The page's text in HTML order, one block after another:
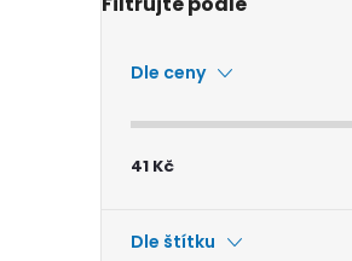
Dle ceny
41 Kč
Dle štítku